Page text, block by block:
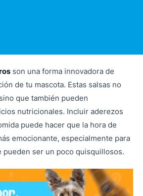
son una forma innovadora de
de tu mascota. Estas salsas no
que también pueden
nutricionales. Incluir aderezos
puede hacer que la hora de
emocionante, especialmente para
pueden ser un poco quisquillosos.